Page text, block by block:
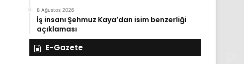
8 Ağustos 2026
İş insanı Şehmuz Kaya’dan isim benzerliği
açıklaması
E-Gazete